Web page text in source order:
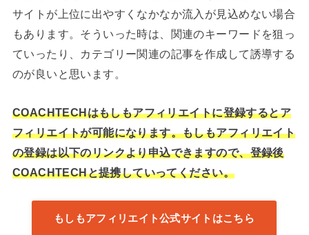
サイトが上位に出やすくなかなか流入が見込めない場合
もあります。そういった時は、関連のキーワードを狙っ
ていったり、カテゴリー関連の記事を作成して誘導する
のが良いと思います。
COACHTECHはもしもアフィリエイトに登録するとア
フィリエイトが可能になります。もしもアフィリエイト
の登録は以下のリンクより申込できますので、登録後
COACHTECHと提携していってください。
もしもアフィリエイト公式サイトはこちら